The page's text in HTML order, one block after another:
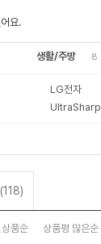
요.
생활/주방 8
LG전자
UltraSharp
(118)
품순 상품평 많은순